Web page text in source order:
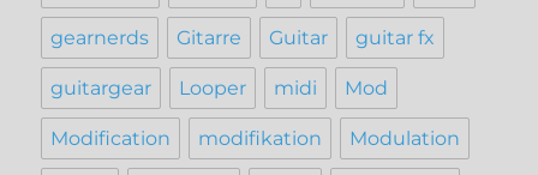
gearnerds Gitarre Guitar guitar fx
guitargear Looper midi Mod
Modification modifikation Modulation